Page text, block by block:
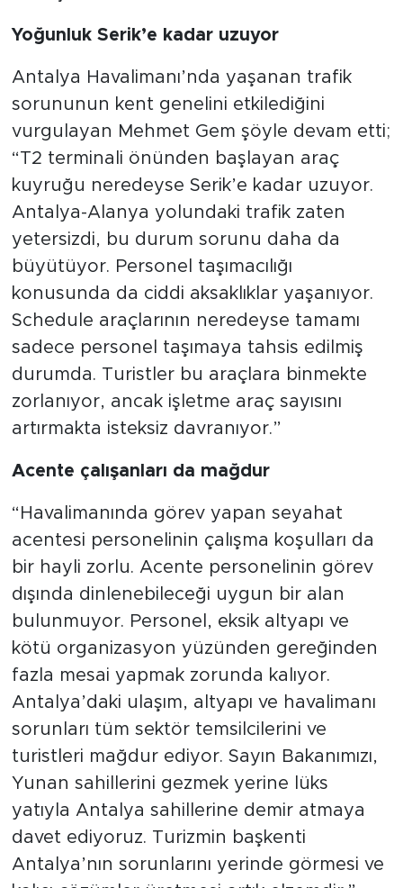
Yoğunluk Serik’e kadar uzuyor
Antalya Havalimanı’nda yaşanan trafik
sorununun kent genelini etkilediğini
vurgulayan Mehmet Gem şöyle devam etti;
“T2 terminali önünden başlayan araç
kuyruğu neredeyse Serik’e kadar uzuyor.
Antalya-Alanya yolundaki trafik zaten
yetersizdi, bu durum sorunu daha da
büyütüyor. Personel taşımacılığı
konusunda da ciddi aksaklıklar yaşanıyor.
Schedule araçlarının neredeyse tamamı
sadece personel taşımaya tahsis edilmiş
durumda. Turistler bu araçlara binmekte
zorlanıyor, ancak işletme araç sayısını
artırmakta isteksiz davranıyor.”
Acente çalışanları da mağdur
“Havalimanında görev yapan seyahat
acentesi personelinin çalışma koşulları da
bir hayli zorlu. Acente personelinin görev
dışında dinlenebileceği uygun bir alan
bulunmuyor. Personel, eksik altyapı ve
kötü organizasyon yüzünden gereğinden
fazla mesai yapmak zorunda kalıyor.
Antalya’daki ulaşım, altyapı ve havalimanı
sorunları tüm sektör temsilcilerini ve
turistleri mağdur ediyor. Sayın Bakanımızı,
Yunan sahillerini gezmek yerine lüks
yatıyla Antalya sahillerine demir atmaya
davet ediyoruz. Turizmin başkenti
Antalya’nın sorunlarını yerinde görmesi ve